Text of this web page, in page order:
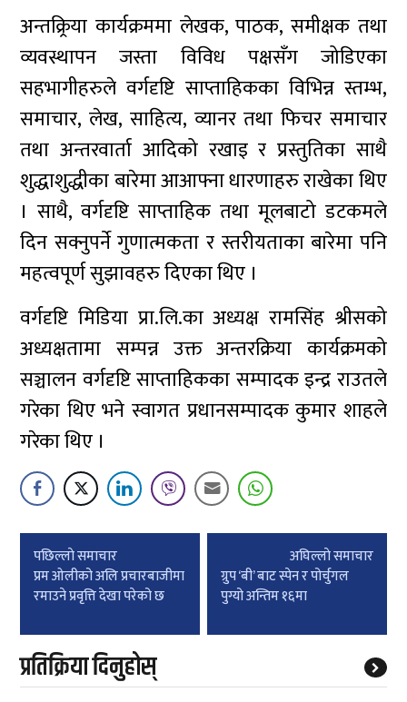
अन्तक्र्रिया कार्यक्रममा लेखक, पाठक, समीक्षक तथा
व्यवस्थापन जस्ता विविध पक्षसँग जोडिएका
सहभागीहरुले वर्गदृष्टि साप्ताहिकका विभिन्न स्तम्भ,
समाचार, लेख, साहित्य, व्यानर तथा फिचर समाचार
तथा अन्तरवार्ता आदिको रखाइ र प्रस्तुतिका साथै
शुद्धाशुद्धीका बारेमा आआफ्ना धारणाहरु राखेका थिए
। साथै, वर्गदृष्टि साप्ताहिक तथा मूलबाटो डटकमले
दिन सक्नुपर्ने गुणात्मकता र स्तरीयताका बारेमा पनि
महत्वपूर्ण सुझावहरु दिएका थिए ।
वर्गदृष्टि मिडिया प्रा.लि.का अध्यक्ष रामसिंह श्रीसको
अध्यक्षतामा सम्पन्न उक्त अन्तरक्रिया कार्यक्रमको
सञ्चालन वर्गदृष्टि साप्ताहिकका सम्पादक इन्द्र राउतले
गरेका थिए भने स्वागत प्रधानसम्पादक कुमार शाहले
गरेका थिए ।
Post
navigation
पछिल्लाे समाचार
प्रम ओलीको अलि प्रचारबाजीमा
रमाउने प्रवृत्ति देखा परेको छ
अघिल्लाे समाचार
ग्रुप ‘बी’ बाट स्पेन र पोर्चुगल
पुग्यो अन्तिम १६मा
प्रतिक्रिया दिनुहोस्